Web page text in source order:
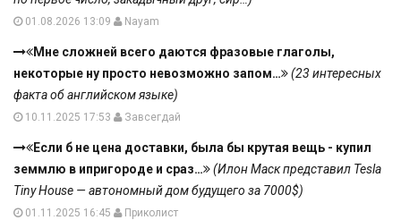
01.08.2026 13:09 Nayam
Мне сложней всего даются фразовые глаголы,
некоторые ну просто невозможно запом…
(23 интересных
факта об английском языке)
10.11.2025 17:53 Завсегдай
Если б не цена доставки, была бы крутая вещь - купил
земмлю в ипригороде и сраз…
(Илон Маск представил Tesla
Tiny House — автономный дом будущего за 7000$)
01.11.2025 16:45 Приколист